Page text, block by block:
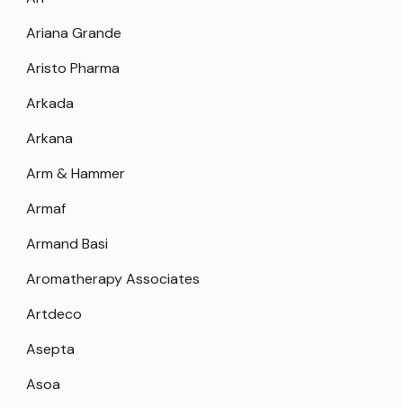
Ariana Grande
Aristo Pharma
Arkada
Arkana
Arm & Hammer
Armaf
Armand Basi
Aromatherapy Associates
Artdeco
Asepta
Asoa